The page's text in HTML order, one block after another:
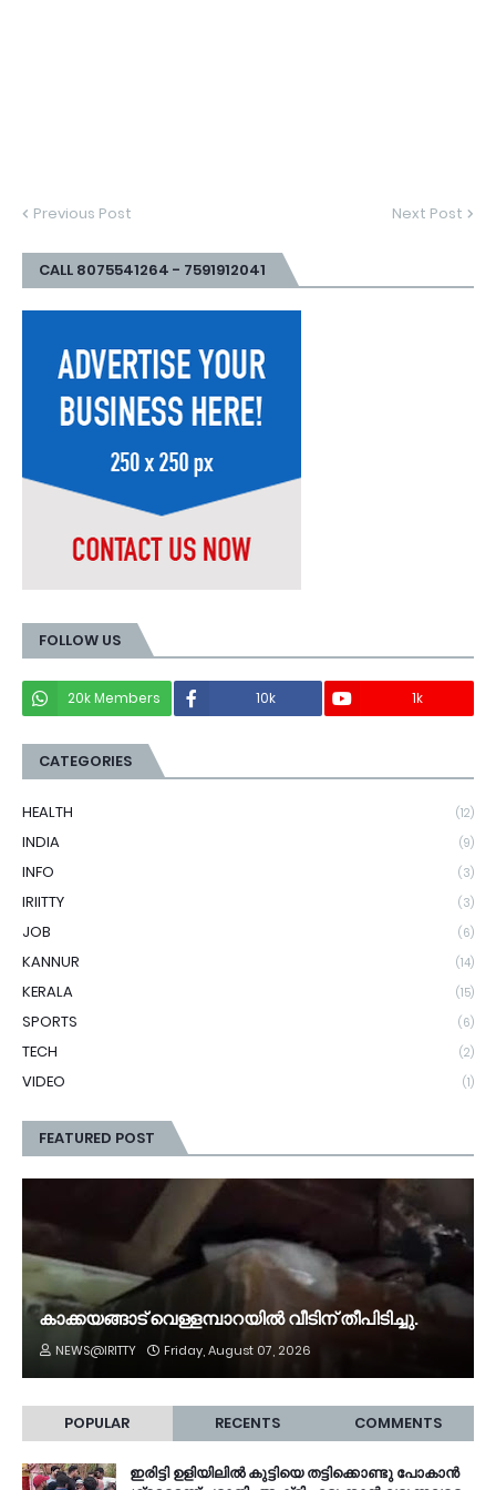
Previous Post Next Post
CALL 8075541264 - 7591912041
FOLLOW US
20k Members 10k 1k
CATEGORIES
HEALTH (12)
INDIA (9)
INFO (3)
IRIITTY (3)
JOB (6)
KANNUR (14)
KERALA (15)
SPORTS (6)
TECH (2)
VIDEO (1)
FEATURED POST
കാക്കയങ്ങാട് വെള്ളമ്പാറയിൽ വീടിന് തീപിടിച്ചു.
NEWS@IRITTY Friday, August 07, 2026
POPULAR RECENTS COMMENTS
ഇരിട്ടി ഉളിയിലിൽ കുട്ടിയെ തട്ടിക്കൊണ്ടു പോകാൻ